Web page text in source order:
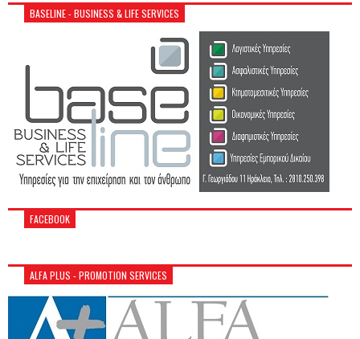
BASELINE - BUSINESS & LIFE SERVICES
FACEBOOK
ALFA PLUS - PROMOTION SERVICES